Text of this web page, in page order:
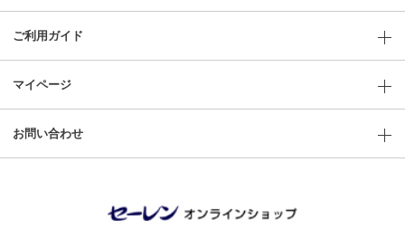
ご利用ガイド
マイページ
お問い合わせ